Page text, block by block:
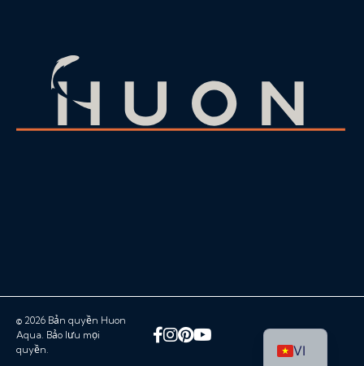
© 2026 Bản quyền Huon
Aqua. Bảo lưu mọi
quyền.
Facebook
Instagram
Pinterest
YouTube
VI